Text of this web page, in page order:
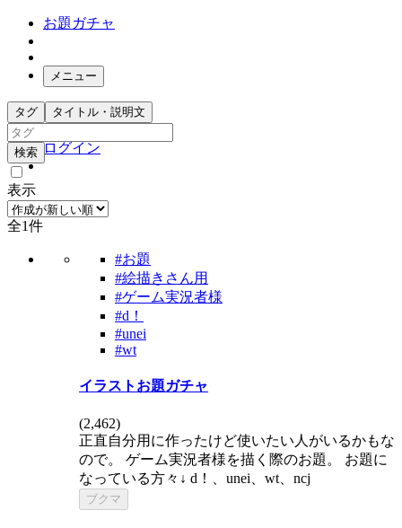
お題ガチャ
メニュー
お題箱
ガチャ検索
ログイン
タグ タイトル・説明文
検索
表示
全1件
#お題
#絵描きさん用
#ゲーム実況者様
#d！
#unei
#wt
イラストお題ガチャ
(2,462)
正直自分用に作ったけど使いたい人がいるかもな
ので。 ゲーム実況者様を描く際のお題。 お題に
なっている方々↓ d！、unei、wt、ncj
ブクマ